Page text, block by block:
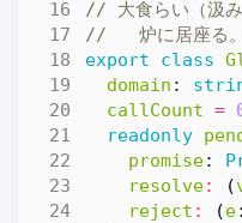
export class
domain :
callCount =
readonly
promise:
resolve: (
reject : (e